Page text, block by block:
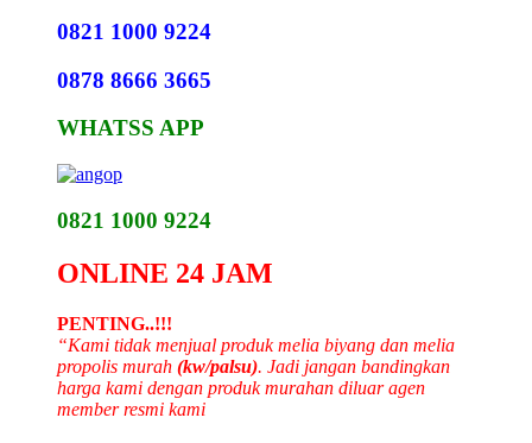
0821 1000 9224
0878 8666 3665
WHATSS APP
0821 1000 9224
ONLINE 24 JAM
PENTING..!!!
“Kami tidak menjual produk melia biyang dan melia
propolis murah (kw/palsu). Jadi jangan bandingkan
harga kami dengan produk murahan diluar agen
member resmi kami